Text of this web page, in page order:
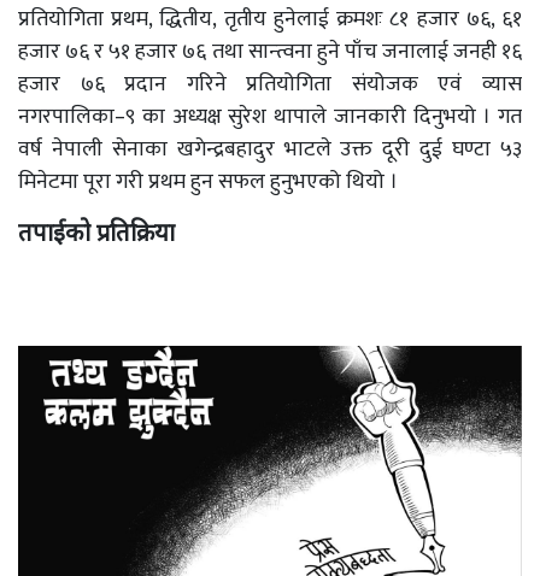
प्रतियोगिता प्रथम, द्धितीय, तृतीय हुनेलाई क्रमशः ८१ हजार ७६, ६१
हजार ७६ र ५१ हजार ७६ तथा सान्त्वना हुने पाँच जनालाई जनही १६
हजार ७६ प्रदान गरिने प्रतियोगिता संयोजक एवं व्यास
नगरपालिका–९ का अध्यक्ष सुरेश थापाले जानकारी दिनुभयो । गत
वर्ष नेपाली सेनाका खगेन्द्रबहादुर भाटले उक्त दूरी दुई घण्टा ५३
मिनेटमा पूरा गरी प्रथम हुन सफल हुनुभएको थियो ।
तपाईको प्रतिक्रिया